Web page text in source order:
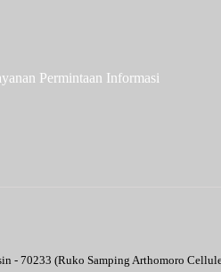
Permintaan Informasi
- 70233 (Ruko Samping Arthomoro